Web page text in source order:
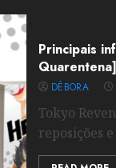
Principais
DÉBORA
Tokyo
reposições